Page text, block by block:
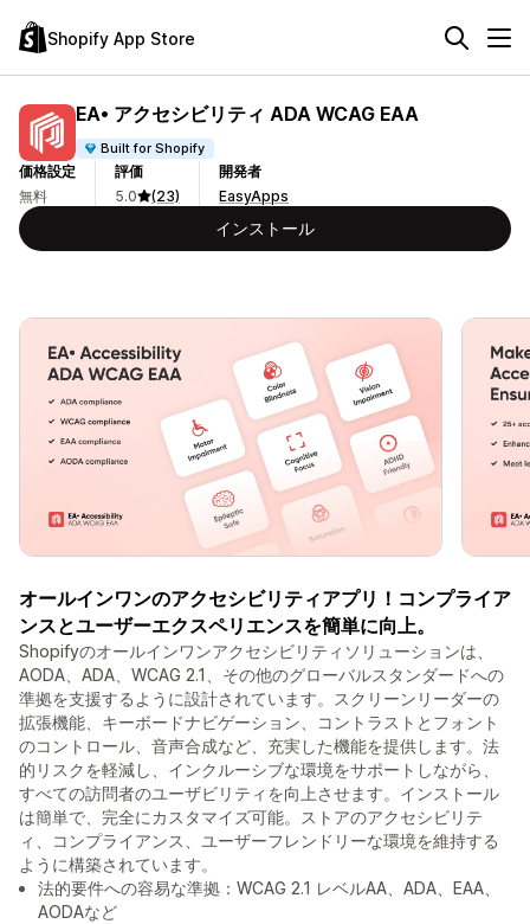
Shopify App Store
EA• アクセシビリティ ADA WCAG EAA
Built for Shopify
価格設定
無料
評価
5.0
(23)
開発者
EasyApps
インストール
オールインワンのアクセシビリティアプリ！コンプライア
ンスとユーザーエクスペリエンスを簡単に向上。
Shopifyのオールインワンアクセシビリティソリューションは、
AODA、ADA、WCAG 2.1、その他のグローバルスタンダードへの
準拠を支援するように設計されています。スクリーンリーダーの
拡張機能、キーボードナビゲーション、コントラストとフォント
のコントロール、音声合成など、充実した機能を提供します。法
的リスクを軽減し、インクルーシブな環境をサポートしながら、
すべての訪問者のユーザビリティを向上させます。インストール
は簡単で、完全にカスタマイズ可能。ストアのアクセシビリテ
ィ、コンプライアンス、ユーザーフレンドリーな環境を維持する
ように構築されています。
法的要件への容易な準拠：WCAG 2.1 レベルAA、ADA、EAA、
AODAなど